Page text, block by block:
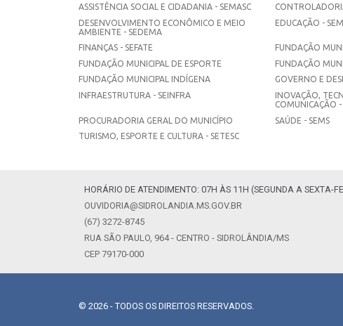
ASSISTÊNCIA SOCIAL E CIDADANIA - SEMASC
DESENVOLVIMENTO ECONÔMICO E MEIO
AMBIENTE - SEDEMA
EDUCAÇÃO -
FINANÇAS - SEFATE
FUNDAÇÃO
FUNDAÇÃO MUNICIPAL DE ESPORTE
FUNDAÇÃO
FUNDAÇÃO MUNICIPAL INDÍGENA
GOVERNO E
INFRAESTRUTURA - SEINFRA
INOVAÇÃO,
COMUNICAÇÃO -
PROCURADORIA GERAL DO MUNICÍPIO
SAÚDE - SEMS
TURISMO, ESPORTE E CULTURA - SETESC
HORÁRIO DE ATENDIMENTO: 07H ÀS 11H (SEGUNDA A SEXTA-
OUVIDORIA@SIDROLANDIA.MS.GOV.BR
(67) 3272-8745
RUA SÃO PAULO, 964 - CENTRO - SIDROLÂNDIA/MS
CEP 79170-000
© 2026 - TODOS OS DIREITOS RESERVADOS.